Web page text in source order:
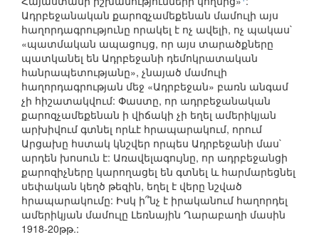
Ադրբեջանական քարոզչամեքենան մամուլի այս
հաղորդագրությունը որակել է ոչ ավելի, ոչ պակաս`
«պատմական ապացույց, որ այս տարածքները
պատկանել են Ադրբեջանի դեմոկրատական
հանրապետությանը», չնայած մամուլի
հաղորդագրության մեջ «Ադրբեջան» բառն անգամ
չի հիշատակվում: Փաստը, որ ադրբեջանական
քարոզչամեքենան ի վիճակի չի եղել ամերիկյան
արխիվում գտնել որևէ հրապարակում, որում
Արցախը հստակ կնշվեր որպես Ադրբեջանի մաս`
արդեն խոսուն է: Առավելագույնը, որ ադրբեջանցի
քարոզիչները կարողացել են գտնել և հարմարեցնել
սեփական կեղծ թեզին, եղել է վերը նշված
հրապարակումը: Իսկ ի՞նչ է իրականում հաղորդել
ամերիկյան մամուլը Լեռնային Ղարաբաղի մասին
1918-20թթ.: